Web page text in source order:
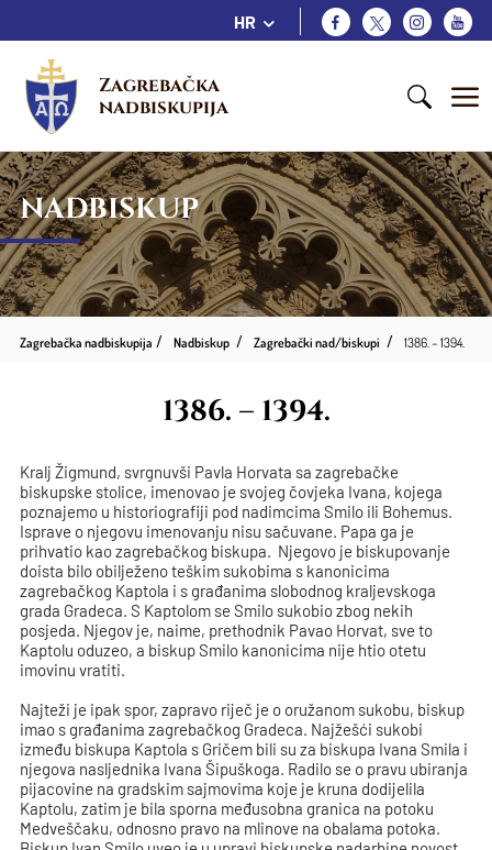
HR
Zagrebačka
nadbiskupija
NADBISKUP
Zagrebačka nadbiskupija Nadbiskup Zagrebački nad/biskupi 1386. – 1394.
1386. – 1394.
Kralj Žigmund, svrgnuvši Pavla Horvata sa zagrebačke
biskupske stolice, imenovao je svojeg čovjeka Ivana, kojega
poznajemo u historiografiji pod nadimcima Smilo ili Bohemus.
Isprave o njegovu imenovanju nisu sačuvane. Papa ga je
prihvatio kao zagrebačkog biskupa. Njegovo je biskupovanje
doista bilo obilježeno teškim sukobima s kanonicima
zagrebačkog Kaptola i s građanima slobodnog kraljevskoga
grada Gradeca. S Kaptolom se Smilo sukobio zbog nekih
posjeda. Njegov je, naime, prethodnik Pavao Horvat, sve to
Kaptolu oduzeo, a biskup Smilo kanonicima nije htio otetu
imovinu vratiti.
Najteži je ipak spor, zapravo riječ je o oružanom sukobu, biskup
imao s građanima zagrebačkog Gradeca. Najžešći sukobi
između biskupa Kaptola s Gričem bili su za biskupa Ivana Smila i
njegova nasljednika Ivana Šipuškoga. Radilo se o pravu ubiranja
pijacovine na gradskim sajmovima koje je kruna dodijelila
Kaptolu, zatim je bila sporna međusobna granica na potoku
Medveščaku, odnosno pravo na mlinove na obalama potoka.